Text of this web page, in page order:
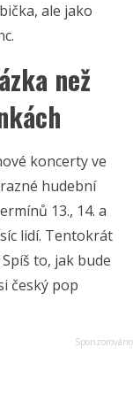
ale jako
než
koncerty ve
hudební
13., 14. a
lidí. Tentokrát
to, jak bude
český pop